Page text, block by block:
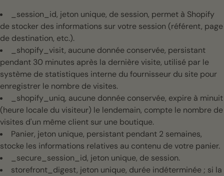
_session_id, jeton unique, de session, permet à Shopify
de stocker des informations sur votre session (référent, page
de destination, etc.).
_shopify_visit, aucune donnée conservée, persistant
pendant 30 minutes après la dernière visite, utilisé par le
système de statistiques interne du fournisseur du site pour
enregistrer le nombre de visites.
_shopify_uniq, aucune donnée conservée, expire à minuit
(heure locale du visiteur) le lendemain, compte le nombre de
visites d'un même client sur une boutique.
Panier, jeton unique, persistant pendant 2 semaines,
stocke les informations relatives au contenu de votre panier.
_secure_session_id, jeton unique, de session.
storefront_digest, jeton unique, durée indéterminée ; si la